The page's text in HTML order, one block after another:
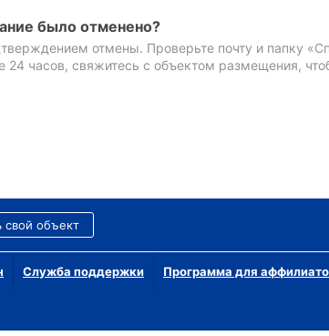
было отменено?
отмены. Проверьте почту и папку
24 часов, свяжитесь с объектом размещения,
свой объект
Служба поддержки Программа для